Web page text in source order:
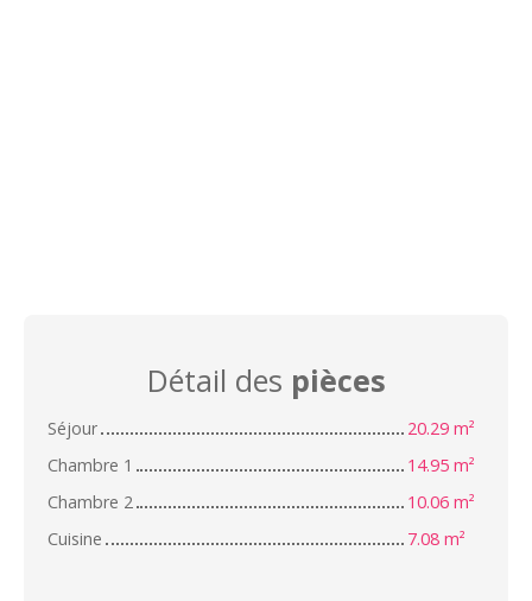
Détail des pièces
Séjour
20.29 m²
Chambre 1
14.95 m²
Chambre 2
10.06 m²
Cuisine
7.08 m²